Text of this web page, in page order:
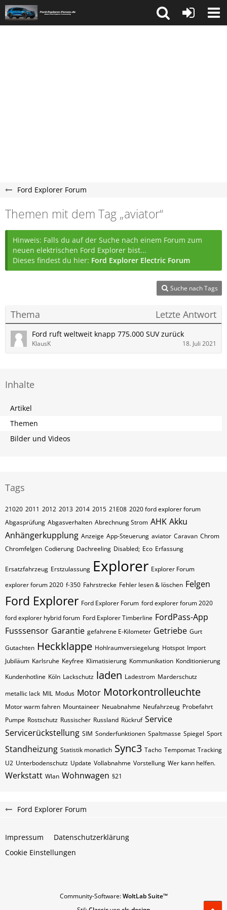
Ford Explorer Forum
Themen mit dem Tag „aviator“
Hinweis: Falls du auf der Suche nach einem Forum zum
neuen elektrischen Ford Explorer bist...
Dieses findest du hier: Ford Explorer Electric Forum
Suche nach Tags
Thema Letzte Antwort
Ford ruft weltweit knapp 775.000 SUV zurück
KlausK 18. Juli 2021
Inhalte
Artikel
Themen
Bilder und Videos
Tags
21020 2011 2012 2013 2014 2015 21E08 2020 ford explorer forum
Abgasprüfung Abgasverhalten Abrechnung Strom AHK Akku
Anhängerkupplung Anzeige App-Steuerung aviator Caravan Chrom
Chromfelgen Codierung Dachreeling Disabled; Eco Erfassung
Ersatzfahrzeug Erstzulassung Explorer Explorer Forum
explorer forum 2020 f-350 Fahrstrecke Fehler lesen & löschen Felgen
Ford Explorer Ford Explorer Forum ford explorer forum 2020
ford explorer hybrid forum Ford Explorer Timberline FordPass-App
Fusssensor Garantie gefahrene E-Kilometer Getriebe Gurt
Gutachten Heckklappe Hohlraumversiegelung Hotspot Import
Jubiläum Karlsruhe Keyfree Klimatisierung Kommunikation Konditionierung
Kundenhotline Köln Lackschutz laden Ladestrom Marderschutz
metallic lack MIL Modus Motor Motorkontrolleuchte
Motor warm fahren Mountaineer Neuabnahme Neufahrzeug Probefahrt
Pumpe Rostschutz Russischer Russland Rückruf Service
Servicerückstellung SIM Sonderfunktionen Spaltmasse Spiegel Sport
Standheizung Statistik monatlich Sync3 Tacho Tempomat Tracking
U2 Unterbodenschutz Update Vollabnahme Vorstellung Wer kann helfen.
Werkstatt Wlan Wohnwagen §21
Ford Explorer Forum
Impressum
Datenschutzerklärung
Cookie Einstellungen
Community-Software:WoltLab Suite™